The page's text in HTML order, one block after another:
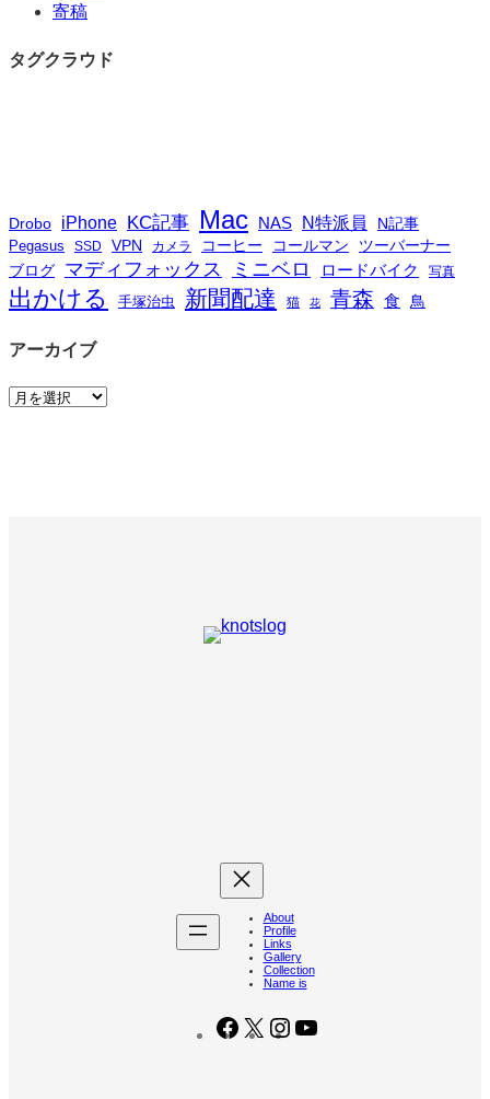
寄稿
タグクラウド
Drobo iPhone KC記事 Mac NAS N特派員 N記事
Pegasus SSD VPN カメラ コーヒー コールマン
ツーバーナー
ブログ
マディフォックス ミニベロ ロードバイク 写真
出かける 手塚治虫 新聞配達 猫 花 青森 食 鳥
アーカイブ
ア
About
Profile
Links
Gallery
Collection
Name is
Facebook
X Instagram